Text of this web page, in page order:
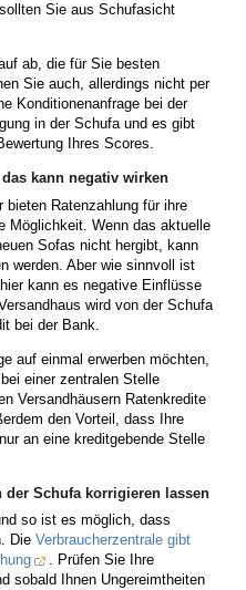
Sie aus Schufasicht
ab, die für Sie besten
Sie auch, allerdings nicht per
Konditionenanfrage bei der
in der Schufa und es gibt
Ihres Scores.
kann negativ wirken
bieten Ratenzahlung für ihre
Möglichkeit. Wenn das aktuelle
Sofas nicht hergibt, kann
werden. Aber wie sinnvoll ist
kann es negative Einflüsse
wird von der Schufa
bei der Bank.
auf einmal erwerben möchten,
einer zentralen Stelle
Versandhäusern Ratenkredite
den Vorteil, dass Ihre
an eine kreditgebende Stelle
der Schufa korrigieren lassen
so ist es möglich, dass
Die Verbraucherzentrale gibt
. Prüfen Sie Ihre
sobald Ihnen Ungereimtheiten